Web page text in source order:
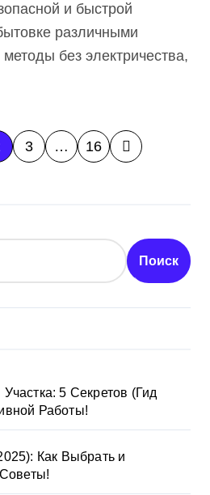
и быстрой
различными
без электричества,
3 … 16
Поиск
5 Секретов (Гид
Работы!
Как Выбрать и